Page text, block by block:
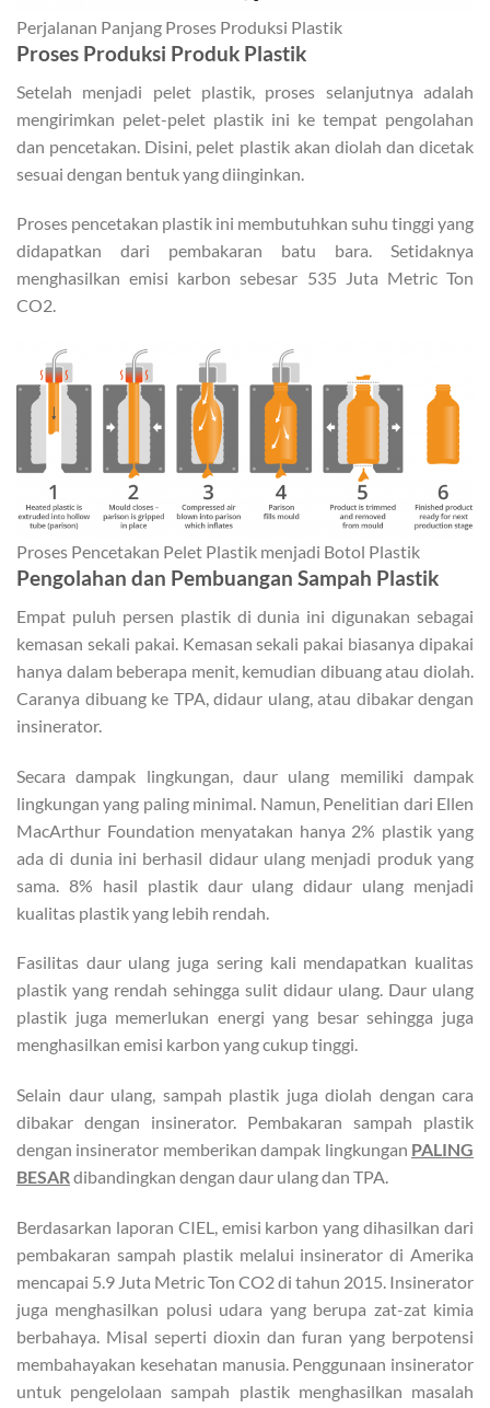
Perjalanan Panjang Proses Produksi Plastik
Proses Produksi Produk Plastik
Setelah menjadi pelet plastik, proses selanjutnya adalah
mengirimkan pelet-pelet plastik ini ke tempat pengolahan
dan pencetakan. Disini, pelet plastik akan diolah dan dicetak
sesuai dengan bentuk yang diinginkan.
Proses pencetakan plastik ini membutuhkan suhu tinggi yang
didapatkan dari pembakaran batu bara. Setidaknya
menghasilkan emisi karbon sebesar 535 Juta Metric Ton
CO2.
Proses Pencetakan Pelet Plastik menjadi Botol Plastik
Pengolahan dan Pembuangan Sampah Plastik
Empat puluh persen plastik di dunia ini digunakan sebagai
kemasan sekali pakai. Kemasan sekali pakai biasanya dipakai
hanya dalam beberapa menit, kemudian dibuang atau diolah.
Caranya dibuang ke TPA, didaur ulang, atau dibakar dengan
insinerator.
Secara dampak lingkungan, daur ulang memiliki dampak
lingkungan yang paling minimal. Namun, Penelitian dari Ellen
MacArthur Foundation menyatakan hanya 2% plastik yang
ada di dunia ini berhasil didaur ulang menjadi produk yang
sama. 8% hasil plastik daur ulang didaur ulang menjadi
kualitas plastik yang lebih rendah.
Fasilitas daur ulang juga sering kali mendapatkan kualitas
plastik yang rendah sehingga sulit didaur ulang. Daur ulang
plastik juga memerlukan energi yang besar sehingga juga
menghasilkan emisi karbon yang cukup tinggi.
Selain daur ulang, sampah plastik juga diolah dengan cara
dibakar dengan insinerator. Pembakaran sampah plastik
dengan insinerator memberikan dampak lingkungan PALING
BESARdibandingkan dengan daur ulang dan TPA.
Berdasarkan laporan CIEL, emisi karbon yang dihasilkan dari
pembakaran sampah plastik melalui insinerator di Amerika
mencapai 5.9 Juta Metric Ton CO2 di tahun 2015. Insinerator
juga menghasilkan polusi udara yang berupa zat-zat kimia
berbahaya. Misal seperti dioxin dan furan yang berpotensi
membahayakan kesehatan manusia. Penggunaan insinerator
untuk pengelolaan sampah plastik menghasilkan masalah